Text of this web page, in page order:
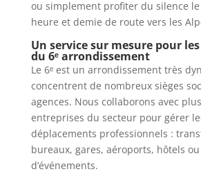
ou simplement profiter du silence le
heure et demie de route vers les
Un service sur mesure pour
du 6ᵉ arrondissement
Le 6ᵉ est un arrondissement très
concentrent de nombreux sièges
agences. Nous collaborons avec
entreprises du secteur pour gérer
déplacements professionnels :
bureaux, gares, aéroports, hôtels
d’événements.